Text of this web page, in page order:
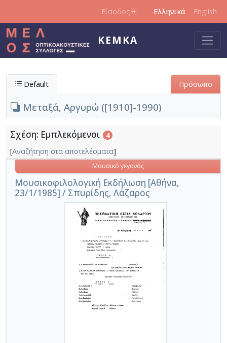
Είσοδος Ελληνικά English
ΚΕΜΚΑ
Default Πρόσωπο
Μεταξά, Αργυρώ ([1910]-1990)
Σχέση: Εμπλεκόμενοι 4
[Αναζήτηση στα αποτελέσματα]
Μουσικοφιλολογική Εκδήλωση [Αθήνα,
23/1/1985] / Σπυρίδης, Λάζαρος
Μουσικό γεγονός